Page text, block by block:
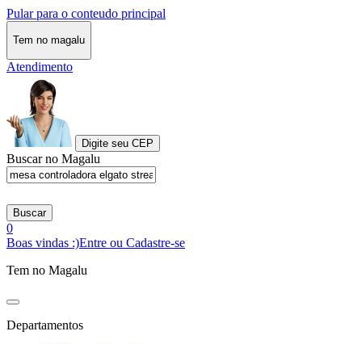
Pular para o conteudo principal
Tem no magalu
Atendimento
Digite seu CEP
Buscar no Magalu
Buscar
0
Boas vindas :)Entre ou Cadastre-se
Tem no Magalu
Departamentos